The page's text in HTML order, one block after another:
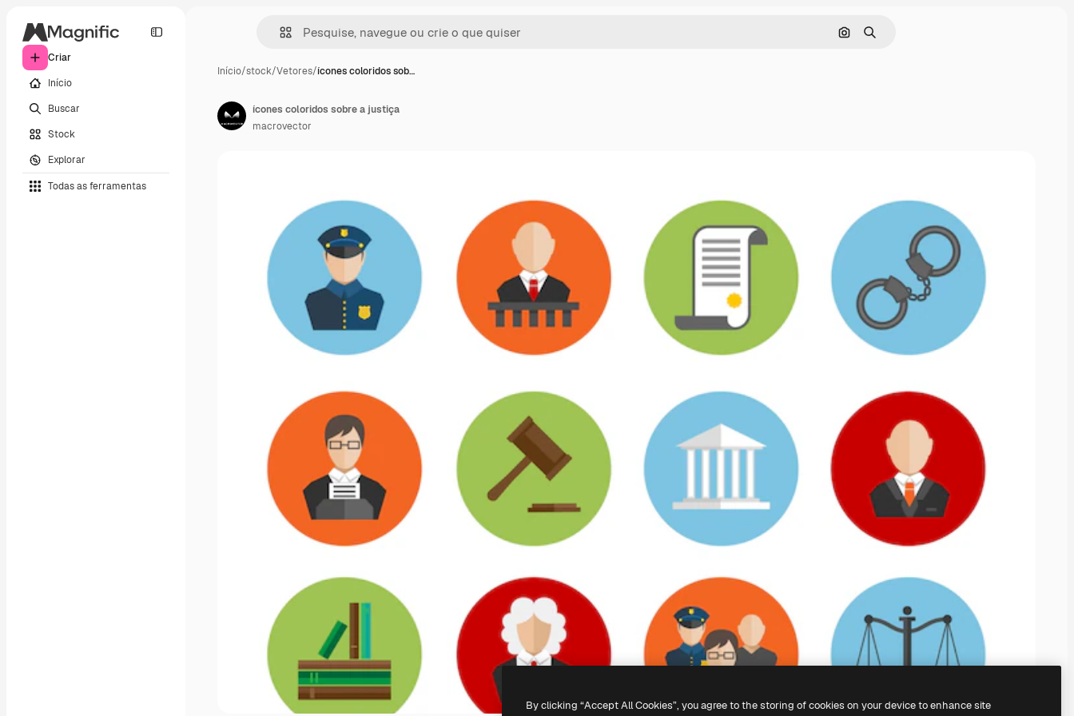
Criar
Início
Buscar
Stock
Explorar
Todas as ferramentas
Pesquisar por imagem
Buscar
Início/stock/Vetores/ícones coloridos sob…
ícones coloridos sobre a justiça
macrovector
By clicking “Accept All Cookies”, you agree to the storing of cookies on your device to enhance site